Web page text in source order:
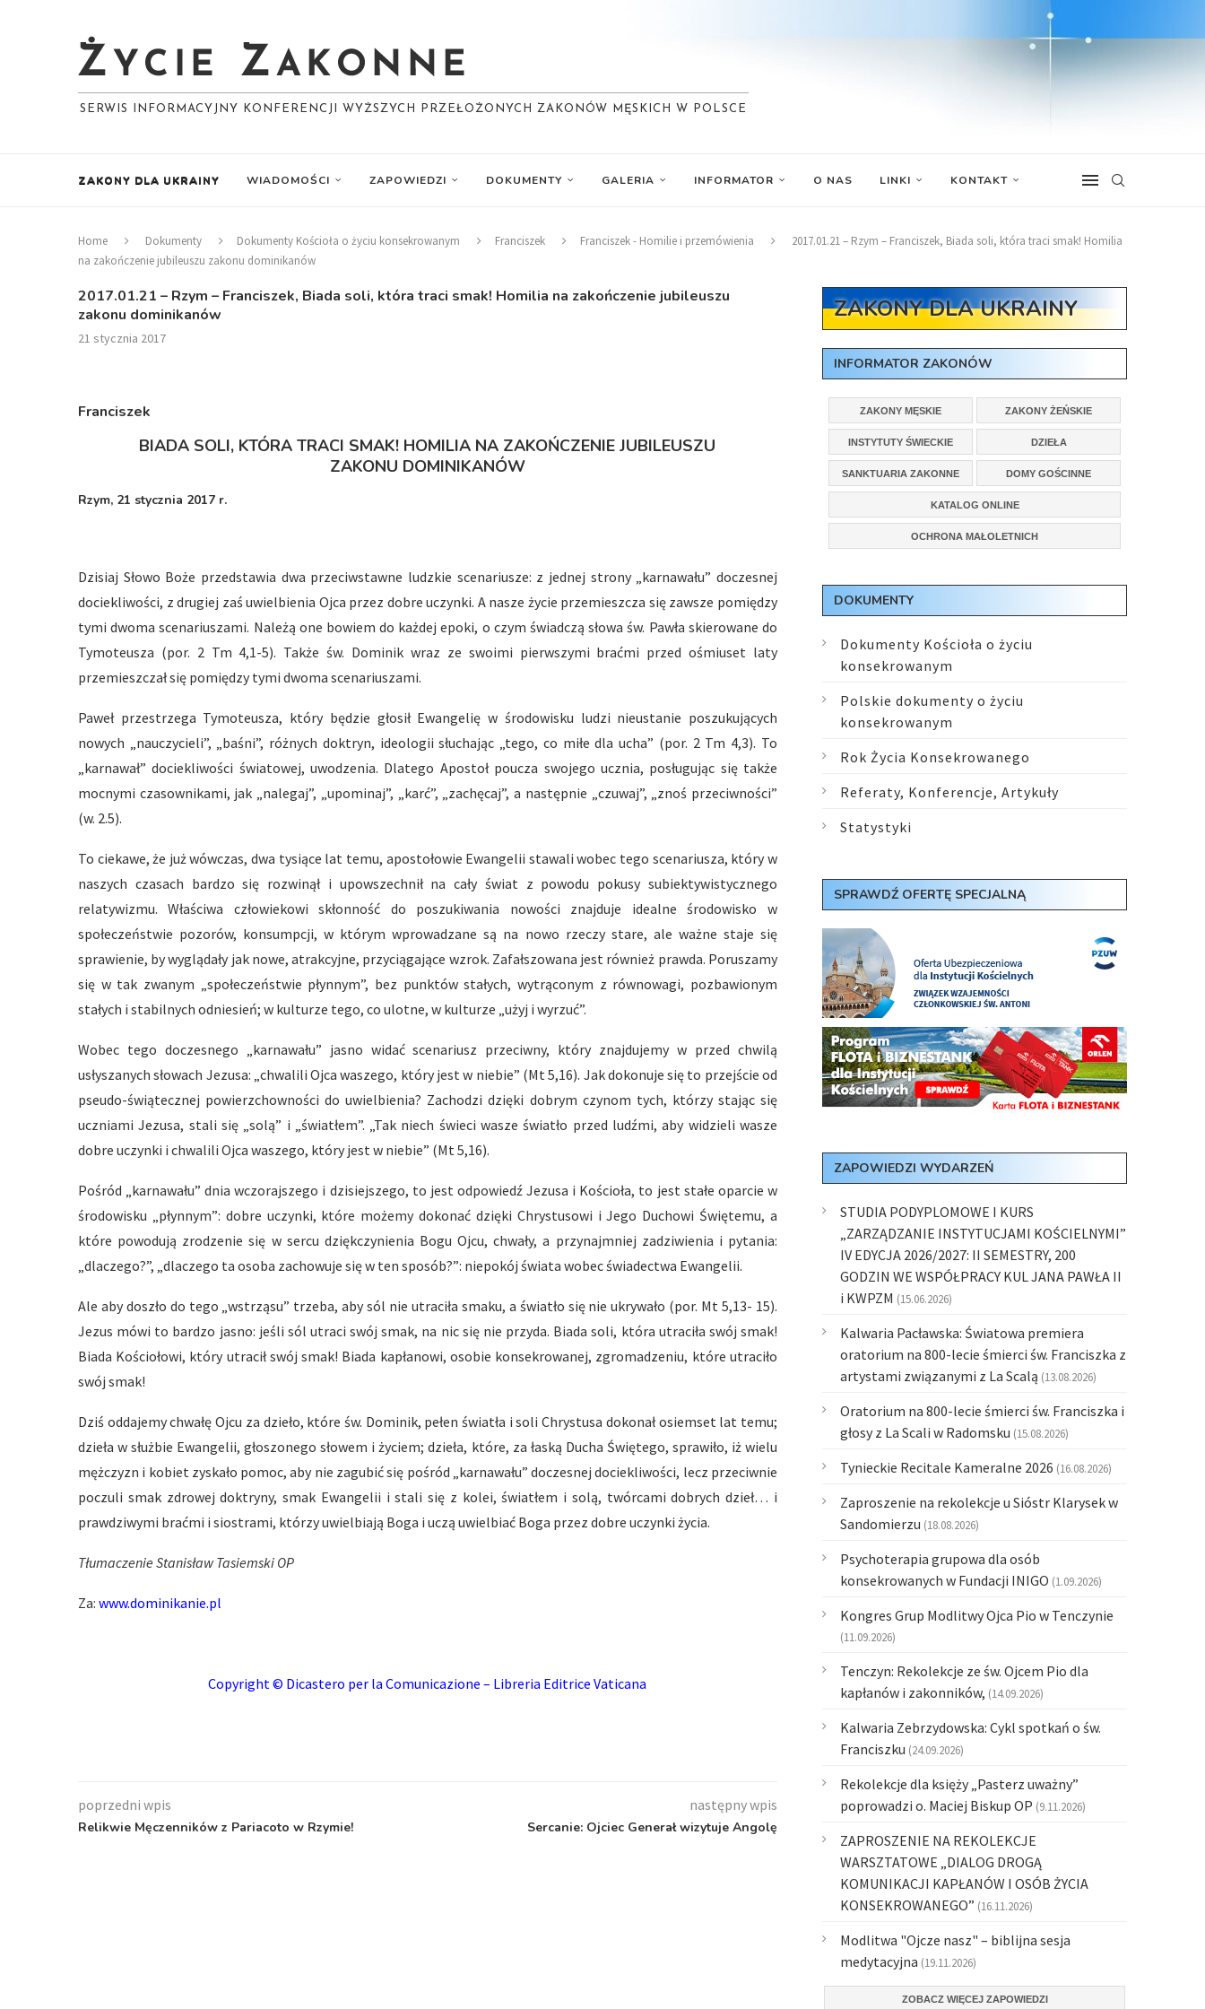
SERWIS INFORMACYJNY KONFERENCJI WYŻSZYCH PRZEŁOŻONYCH ZAKONÓW MĘSKICH W POLSCE
ZAKONY DLA UKRAINY WIADOMOŚCI ZAPOWIEDZI DOKUMENTY GALERIA INFORMATOR O NAS LINKI KONTAKT
Home Dokumenty Dokumenty Kościoła o życiu konsekrowanym Franciszek Franciszek - Homilie i przemówienia
2017.01.21 – Rzym – Franciszek, Biada soli, która traci smak! Homilia
na zakończenie jubileuszu zakonu dominikanów
2017.01.21 – Rzym – Franciszek, Biada soli, która traci smak! Homilia na zakończenie jubileuszu
zakonu dominikanów
21 stycznia 2017
Franciszek
BIADA SOLI, KTÓRA TRACI SMAK! HOMILIA NA ZAKOŃCZENIE JUBILEUSZU
ZAKONU DOMINIKANÓW
Rzym, 21 stycznia 2017 r.
Dzisiaj Słowo Boże przedstawia dwa przeciwstawne ludzkie scenariusze: z jednej strony „karnawału” doczesnej
dociekliwości, z drugiej zaś uwielbienia Ojca przez dobre uczynki. A nasze życie przemieszcza się zawsze pomiędzy
tymi dwoma scenariuszami. Należą one bowiem do każdej epoki, o czym świadczą słowa św. Pawła skierowane do
Tymoteusza (por. 2 Tm 4,1-5). Także św. Dominik wraz ze swoimi pierwszymi braćmi przed ośmiuset laty
przemieszczał się pomiędzy tymi dwoma scenariuszami.
Paweł przestrzega Tymoteusza, który będzie głosił Ewangelię w środowisku ludzi nieustanie poszukujących
nowych „nauczycieli”, „baśni”, różnych doktryn, ideologii słuchając „tego, co miłe dla ucha” (por. 2 Tm 4,3). To
„karnawał” dociekliwości światowej, uwodzenia. Dlatego Apostoł poucza swojego ucznia, posługując się także
mocnymi czasownikami, jak „nalegaj”, „upominaj”, „karć”, „zachęcaj”, a następnie „czuwaj”, „znoś przeciwności”
(w. 2.5).
To ciekawe, że już wówczas, dwa tysiące lat temu, apostołowie Ewangelii stawali wobec tego scenariusza, który w
naszych czasach bardzo się rozwinął i upowszechnił na cały świat z powodu pokusy subiektywistycznego
relatywizmu. Właściwa człowiekowi skłonność do poszukiwania nowości znajduje idealne środowisko w
społeczeństwie pozorów, konsumpcji, w którym wprowadzane są na nowo rzeczy stare, ale ważne staje się
sprawienie, by wyglądały jak nowe, atrakcyjne, przyciągające wzrok. Zafałszowana jest również prawda. Poruszamy
się w tak zwanym „społeczeństwie płynnym”, bez punktów stałych, wytrąconym z równowagi, pozbawionym
stałych i stabilnych odniesień; w kulturze tego, co ulotne, w kulturze „użyj i wyrzuć”.
Wobec tego doczesnego „karnawału” jasno widać scenariusz przeciwny, który znajdujemy w przed chwilą
usłyszanych słowach Jezusa: „chwalili Ojca waszego, który jest w niebie” (Mt 5,16). Jak dokonuje się to przejście od
pseudo-świątecznej powierzchowności do uwielbienia? Zachodzi dzięki dobrym czynom tych, którzy stając się
uczniami Jezusa, stali się „solą” i „światłem”. „Tak niech świeci wasze światło przed ludźmi, aby widzieli wasze
dobre uczynki i chwalili Ojca waszego, który jest w niebie” (Mt 5,16).
Pośród „karnawału” dnia wczorajszego i dzisiejszego, to jest odpowiedź Jezusa i Kościoła, to jest stałe oparcie w
środowisku „płynnym”: dobre uczynki, które możemy dokonać dzięki Chrystusowi i Jego Duchowi Świętemu, a
które powodują zrodzenie się w sercu dziękczynienia Bogu Ojcu, chwały, a przynajmniej zadziwienia i pytania:
„dlaczego?”, „dlaczego ta osoba zachowuje się w ten sposób?”: niepokój świata wobec świadectwa Ewangelii.
Ale aby doszło do tego „wstrząsu” trzeba, aby sól nie utraciła smaku, a światło się nie ukrywało (por. Mt 5,13- 15).
Jezus mówi to bardzo jasno: jeśli sól utraci swój smak, na nic się nie przyda. Biada soli, która utraciła swój smak!
Biada Kościołowi, który utracił swój smak! Biada kapłanowi, osobie konsekrowanej, zgromadzeniu, które utraciło
swój smak!
Dziś oddajemy chwałę Ojcu za dzieło, które św. Dominik, pełen światła i soli Chrystusa dokonał osiemset lat temu;
dzieła w służbie Ewangelii, głoszonego słowem i życiem; dzieła, które, za łaską Ducha Świętego, sprawiło, iż wielu
mężczyzn i kobiet zyskało pomoc, aby nie zagubić się pośród „karnawału” doczesnej dociekliwości, lecz przeciwnie
poczuli smak zdrowej doktryny, smak Ewangelii i stali się z kolei, światłem i solą, twórcami dobrych dzieł… i
prawdziwymi braćmi i siostrami, którzy uwielbiają Boga i uczą uwielbiać Boga przez dobre uczynki życia.
Tłumaczenie Stanisław Tasiemski OP
Za: www.dominikanie.pl
Copyright © Dicastero per la Comunicazione – Libreria Editrice Vaticana
poprzedni wpis
Relikwie Męczenników z Pariacoto w Rzymie!
następny wpis
Sercanie: Ojciec Generał wizytuje Angolę
ZAKONY DLA UKRAINY
INFORMATOR ZAKONÓW
ZAKONY MĘSKIE ZAKONY ŻEŃSKIE
INSTYTUTY ŚWIECKIE DZIEŁA
SANKTUARIA ZAKONNE DOMY GOŚCINNE
KATALOG ONLINE
OCHRONA MAŁOLETNICH
DOKUMENTY
Dokumenty Kościoła o życiu
konsekrowanym
Polskie dokumenty o życiu
konsekrowanym
Rok Życia Konsekrowanego
Referaty, Konferencje, Artykuły
Statystyki
SPRAWDŹ OFERTĘ SPECJALNĄ
ZAPOWIEDZI WYDARZEŃ
STUDIA PODYPLOMOWE I KURS
„ZARZĄDZANIE INSTYTUCJAMI KOŚCIELNYMI”
IV EDYCJA 2026/2027: II SEMESTRY, 200
GODZIN WE WSPÓŁPRACY KUL JANA PAWŁA II
i KWPZM (15.06.2026)
Kalwaria Pacławska: Światowa premiera
oratorium na 800-lecie śmierci św. Franciszka z
artystami związanymi z La Scalą (13.08.2026)
Oratorium na 800-lecie śmierci św. Franciszka i
głosy z La Scali w Radomsku (15.08.2026)
Tynieckie Recitale Kameralne 2026 (16.08.2026)
Zaproszenie na rekolekcje u Sióstr Klarysek w
Sandomierzu (18.08.2026)
Psychoterapia grupowa dla osób
konsekrowanych w Fundacji INIGO (1.09.2026)
Kongres Grup Modlitwy Ojca Pio w Tenczynie
(11.09.2026)
Tenczyn: Rekolekcje ze św. Ojcem Pio dla
kapłanów i zakonników, (14.09.2026)
Kalwaria Zebrzydowska: Cykl spotkań o św.
Franciszku (24.09.2026)
Rekolekcje dla księży „Pasterz uważny”
poprowadzi o. Maciej Biskup OP (9.11.2026)
ZAPROSZENIE NA REKOLEKCJE
WARSZTATOWE „DIALOG DROGĄ
KOMUNIKACJI KAPŁANÓW I OSÓB ŻYCIA
KONSEKROWANEGO” (16.11.2026)
Modlitwa "Ojcze nasz" – biblijna sesja
medytacyjna (19.11.2026)
ZOBACZ WIĘCEJ ZAPOWIEDZI